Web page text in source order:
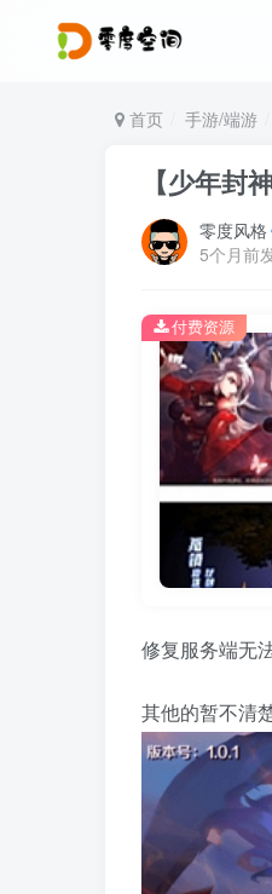
首页 手游/端游
【少年封
零度风格
5个月前
付费资源
修复服务端无
其他的暂不清